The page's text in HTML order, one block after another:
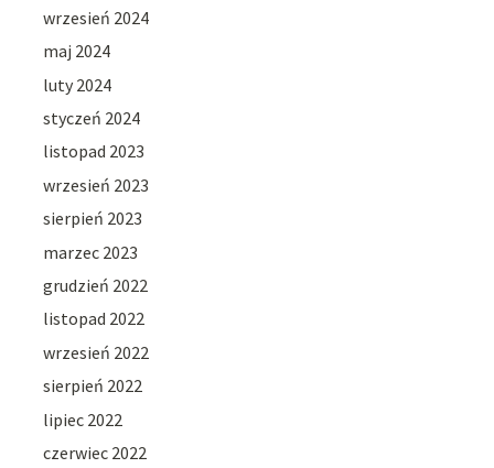
wrzesień 2024
maj 2024
luty 2024
styczeń 2024
listopad 2023
wrzesień 2023
sierpień 2023
marzec 2023
grudzień 2022
listopad 2022
wrzesień 2022
sierpień 2022
lipiec 2022
czerwiec 2022